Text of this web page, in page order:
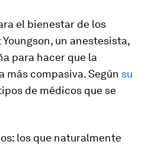
el bienestar de los
un anestesista,
para hacer que la
más compasiva. Según su
de médicos que se
los que naturalmente